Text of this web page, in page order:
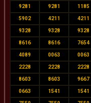
9281 9281 1185
5902 4211 4211
9328 9328 9328
8616 8616 7654
4089 0063 0063
2228 2228 2228
8603 8603 9667
0663 1541 1541